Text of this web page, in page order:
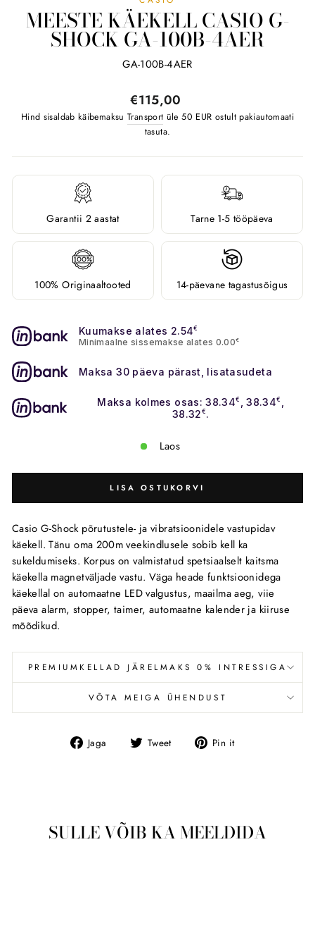
MEESTE KÄEKELL CASIO G-
SHOCK GA-100B-4AER
GA-100B-4AER
Tavahind
€115,00
Hind sisaldab käibemaksuTransport üle 50 EUR ostult pakiautomaati
tasuta.
Garantii 2 aastat Tarne 1-5 tööpäeva
100% Originaaltooted 14-päevane tagastusõigus
Kuumakse alates 2.54€
Minimaalne sissemakse alates 0.00€
Maksa 30 päeva pärast, lisatasudeta
Maksa kolmes osas: 38.34€ , 38.34€
38.32 € .
Laos
LISA OSTUKORVI
Casio G-Shock põrutustele- ja vibratsioonidele vastupidav
käekell. Tänu oma 200m veekindlusele sobib kell ka
sukeldumiseks. Korpus on valmistatud spetsiaalselt kaitsma
käekella magnetväljade vastu. Väga heade funktsioonidega
käekellal on automaatne LED valgustus, maailma aeg, viie
päeva alarm, stopper, taimer, automaatne kalender ja kiiruse
mõõdikud.
PREMIUMKELLAD JÄRELMAKS 0% INTRESSIGA
VÕTA MEIGA ÜHENDUST
Jaga
Jaga
Tweet Tweet Pin it
SULLE VÕIB KA MEELDIDA